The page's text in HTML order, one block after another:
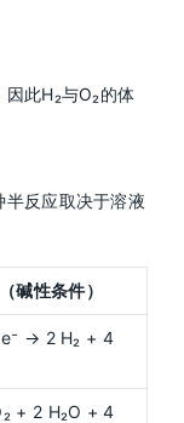
此H₂与O₂的体
半反应取决于溶液
碱性条件）
→ 2 H₂ + 4
+ 2 H₂O + 4